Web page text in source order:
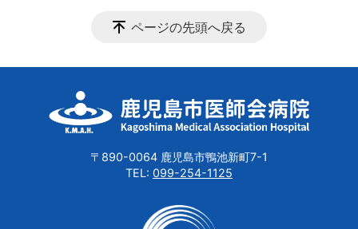
ページの先頭へ戻る
〒890-0064 鹿児島市鴨池新町7-1
TEL: 099-254-1125